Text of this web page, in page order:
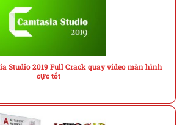
Studio 2019 Full Crack quay video màn hình
cực tốt